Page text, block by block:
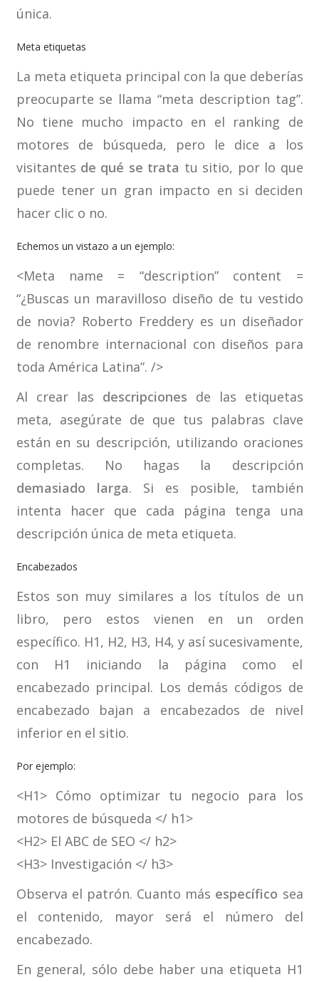
única.
Meta etiquetas
La meta etiqueta principal con la que deberías
preocuparte se llama “meta description tag”.
No tiene mucho impacto en el ranking de
motores de búsqueda, pero le dice a los
visitantes de qué se trata tu sitio, por lo que
puede tener un gran impacto en si deciden
hacer clic o no.
Echemos un vistazo a un ejemplo:
<Meta name = “description” content =
“¿Buscas un maravilloso diseño de tu vestido
de novia? Roberto Freddery es un diseñador
de renombre internacional con diseños para
toda América Latina”. />
Al crear las descripciones de las etiquetas
meta, asegúrate de que tus palabras clave
están en su descripción, utilizando oraciones
completas. No hagas la descripción
demasiado larga. Si es posible, también
intenta hacer que cada página tenga una
descripción única de meta etiqueta.
Encabezados
Estos son muy similares a los títulos de un
libro, pero estos vienen en un orden
específico. H1, H2, H3, H4, y así sucesivamente,
con H1 iniciando la página como el
encabezado principal. Los demás códigos de
encabezado bajan a encabezados de nivel
inferior en el sitio.
Por ejemplo:
<H1> Cómo optimizar tu negocio para los
motores de búsqueda </ h1>
<H2> El ABC de SEO </ h2>
<H3> Investigación </ h3>
Observa el patrón. Cuanto más específico sea
el contenido, mayor será el número del
encabezado.
En general, sólo debe haber una etiqueta H1